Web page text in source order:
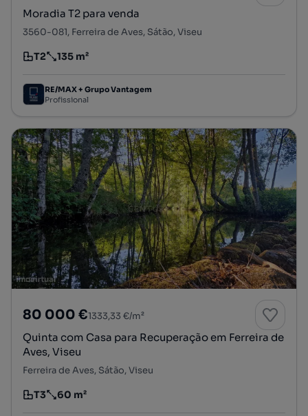
Moradia T2 para venda
3560-081, Ferreira de Aves, Sátão, Viseu
Tipologia
T2
Preço por metro quadrado
135 m²
RE/MAX + Grupo Vantagem
Profissional
80 000 €1333,33 €/m²
Quinta com Casa para Recuperação em Ferreira de
Aves, Viseu
Ferreira de Aves, Sátão, Viseu
Tipologia
T3
Preço por metro quadrado
60 m²